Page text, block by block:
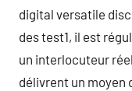
digital versatile
des test1, il est
un interlocuteur
délivrent un moyen